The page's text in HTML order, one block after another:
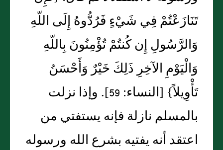
تَنَازَعْتُمْ فِي شَيْءٍ فَرُدُّوهُ إِلَى اللّهِ
وَالرَّسُولِ إِن كُنتُمْ تُؤْمِنُونَ بِاللّهِ
وَالْيَوْمِ الآخِرِ ذَلِكَ خَيْرٌ وَأَحْسَنُ
تَأْوِيلاً‏}‏ ‏[‏النساء‏:‏ 59‏]‏‏.‏ وإذا نزلت
بالمسلم نازلة فإنه يستفتي من
اعتقد أنه يفتيه بشرع الله ورسوله